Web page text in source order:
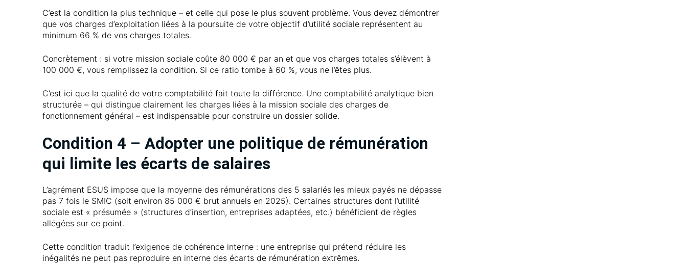
C’est la condition la plus technique – et celle qui pose le plus souvent problème. Vous devez démontrer
que vos charges d’exploitation liées à la poursuite de votre objectif d’utilité sociale représentent au
minimum 66 % de vos charges totales.
Concrètement : si votre mission sociale coûte 80 000 € par an et que vos charges totales s’élèvent à
100 000 €, vous remplissez la condition. Si ce ratio tombe à 60 %, vous ne l’êtes plus.
C’est ici que la qualité de votre comptabilité fait toute la différence. Une comptabilité analytique bien
structurée – qui distingue clairement les charges liées à la mission sociale des charges de
fonctionnement général – est indispensable pour construire un dossier solide.
Condition 4 – Adopter une politique de rémunération
qui limite les écarts de salaires
L’agrément ESUS impose que la moyenne des rémunérations des 5 salariés les mieux payés ne dépasse
pas 7 fois le SMIC (soit environ 85 000 € brut annuels en 2025). Certaines structures dont l’utilité
sociale est « présumée » (structures d’insertion, entreprises adaptées, etc.) bénéficient de règles
allégées sur ce point.
Cette condition traduit l’exigence de cohérence interne : une entreprise qui prétend réduire les
inégalités ne peut pas reproduire en interne des écarts de rémunération extrêmes.